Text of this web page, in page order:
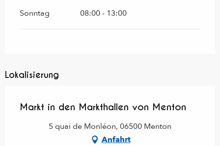
Sonntag 08:00 - 13:00
Lokalisierung
Markt in den Markthallen von Menton
5 quai de Monléon, 06500 Menton
Anfahrt